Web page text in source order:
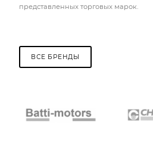
представленных торговых марок.
ВСЕ БРЕНДЫ